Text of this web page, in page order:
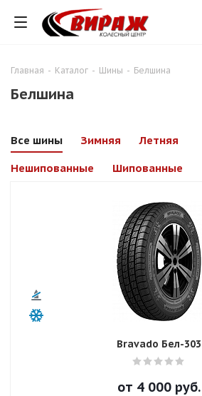
Главная - Каталог - Шины - Белшина
Белшина
Все шины Зимняя Летняя
Нешипованные Шипованные
Bravado Бел-303
от 4 000руб.